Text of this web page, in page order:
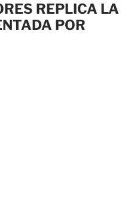
REPLICA LA
POR